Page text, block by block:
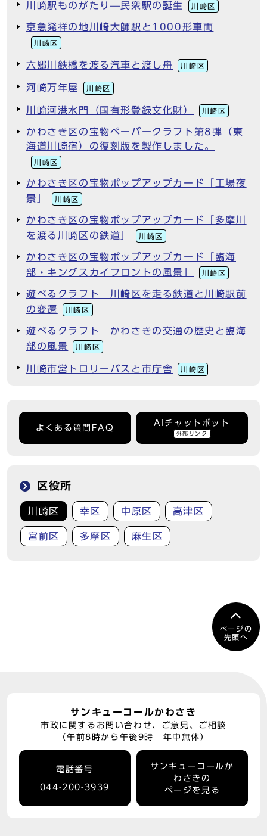
川崎駅ものがたり—民衆駅の誕生 川崎区
京急発祥の地川崎大師駅と1000形車両
川崎区
六郷川鉄橋を渡る汽車と渡し舟 川崎区
河崎万年屋 川崎区
川崎河港水門（国有形登録文化財） 川崎区
かわさき区の宝物ペーパークラフト第8弾（東
海道川崎宿）の復刻版を製作しました。
川崎区
かわさき区の宝物ポップアップカード「工場夜
景」
川崎区
かわさき区の宝物ポップアップカード「多摩川
を渡る川崎区の鉄道」
川崎区
かわさき区の宝物ポップアップカード「臨海
部・キングスカイフロントの風景」
川崎区
遊べるクラフト 川崎区を走る鉄道と川崎駅前
の変遷
川崎区
遊べるクラフト かわさきの交通の歴史と臨海
部の風景
川崎区
川崎市営トロリーバスと市庁舎 川崎区
よくある質問FAQ
AIチャットボット
外部リンク
区役所
川崎区 幸区 中原区 高津区
宮前区 多摩区 麻生区
ページの
先頭へ
サンキューコールかわさき
市政に関するお問い合わせ、ご意見、ご相談
（午前8時から午後9時 年中無休）
電話番号
044-200-3939
サンキューコールか
わさきの
ページを見る